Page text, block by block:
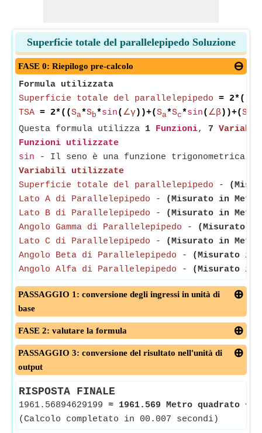
Superficie totale del parallelepipedo Soluzione
FASE 0: Riepilogo pre-calcolo
Formula utilizzata
Superficie totale del parallelepipedo = 2*((
TSA = 2*((Sa*Sb*sin( ∠γ))+(Sa*Sc*sin( ∠β))+(S
Questa formula utilizza 1 Funzioni, 7
Funzioni utilizzate
sin - Il seno è una funzione trigonometrica
Variabili utilizzate
Superficie totale del parallelepipedo -
Lato A di Parallelepipedo -
(Misurato in
Lato B di Parallelepipedo -
(Misurato in
Angolo Gamma di Parallelepipedo -
(Misurato
Lato C di Parallelepipedo -
(Misurato in
Angolo Beta di Parallelepipedo -
(Misurato in
Angolo Alfa di Parallelepipedo - (Misurato in
PASSAGGIO 1: conversione degli ingressi in unità di
base
FASE 2: valutare la formula
PASSAGGIO 3: conversione del risultato nell'unità di
output
RISPOSTA FINALE
1961.56894629199 ≈ 1961.569 Metro quadrato
(Calcolo completato in 00.007 secondi)